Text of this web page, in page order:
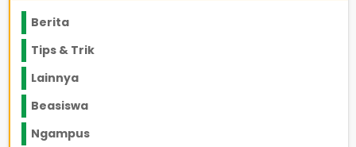
Berita
Tips & Trik
Lainnya
Beasiswa
Ngampus